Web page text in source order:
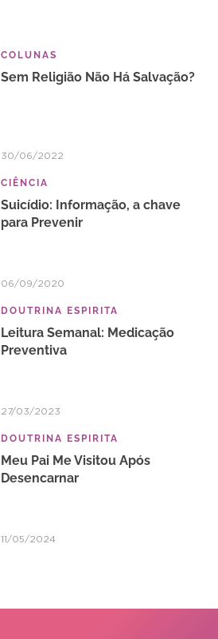
COLUNAS
Sem Religião Não Há Salvação?
30/06/2022
CIÊNCIA
Suicídio: Informação, a chave
para Prevenir
06/09/2020
DOUTRINA ESPIRITA
Leitura Semanal: Medicação
Preventiva
27/03/2023
DOUTRINA ESPIRITA
Meu Pai Me Visitou Após
Desencarnar
11/05/2024